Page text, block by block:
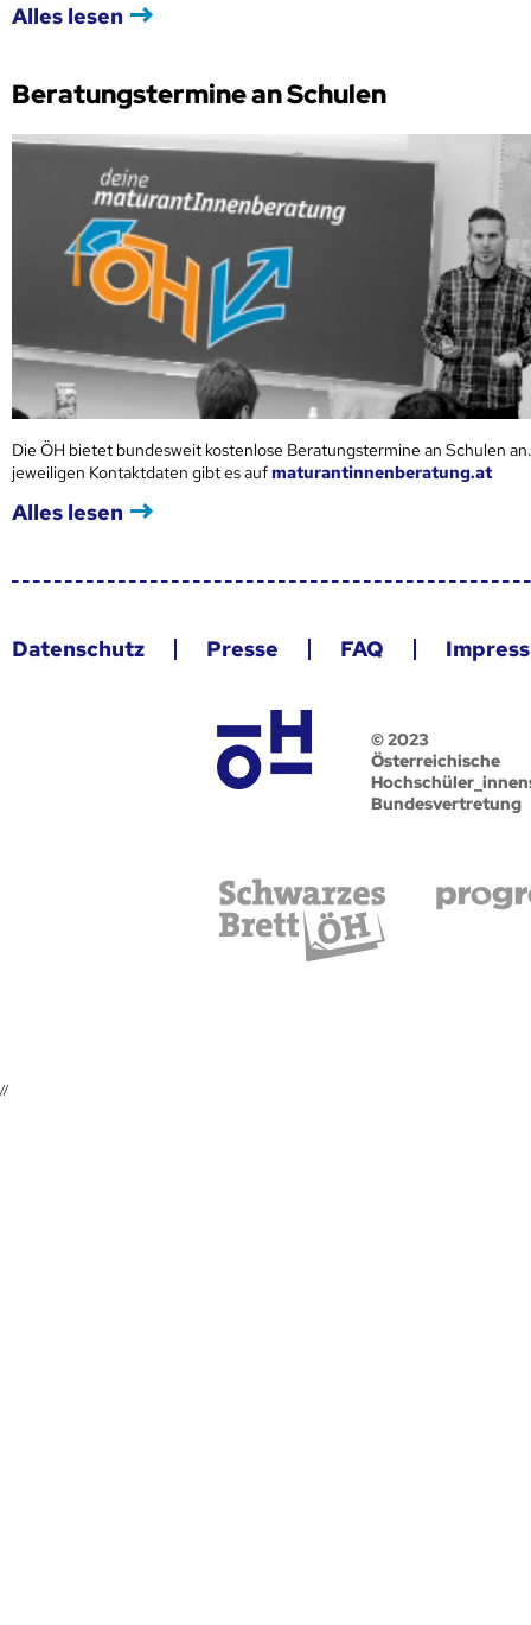
Alles lesen
Beratungstermine an Schulen
Die ÖH bietet bundesweit kostenlose Beratungstermine an Schulen
jeweiligen Kontaktdaten gibt es aufmaturantinnenberatung.at
Alles lesen
Datenschutz Presse FAQ
© 2023
Österreichische
Bundesvertretung
//